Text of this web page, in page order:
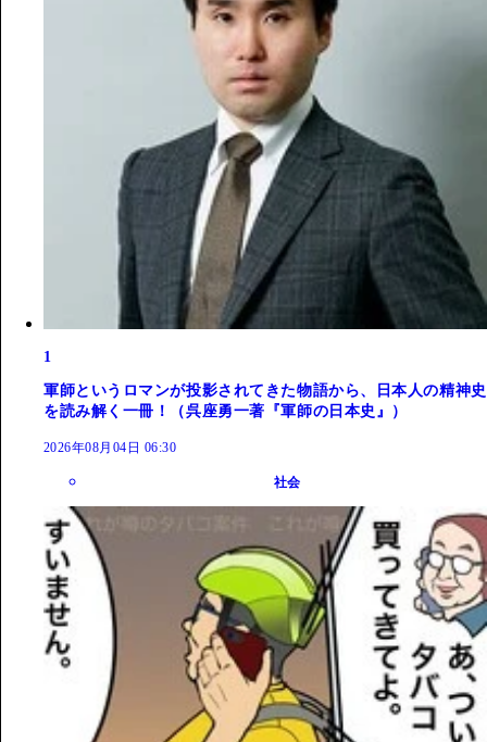
1
軍師というロマンが投影されてきた物語から、日本人の精神史
を読み解く一冊！（呉座勇一著『軍師の日本史』）
2026年08月04日 06:30
社会